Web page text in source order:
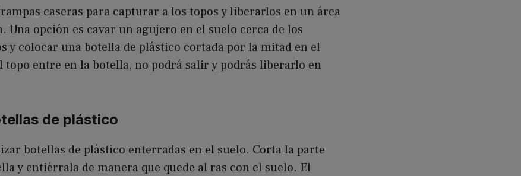
caseras para capturar a los topos y liberarlos en un área
Una opción es cavar un agujero en el suelo cerca de los
y colocar una botella de plástico cortada por la mitad en el
topo entre en la botella, no podrá salir y podrás liberarlo en
de plástico
botellas de plástico enterradas en el suelo. Corta la parte
y entiérrala de manera que quede al ras con el suelo. El